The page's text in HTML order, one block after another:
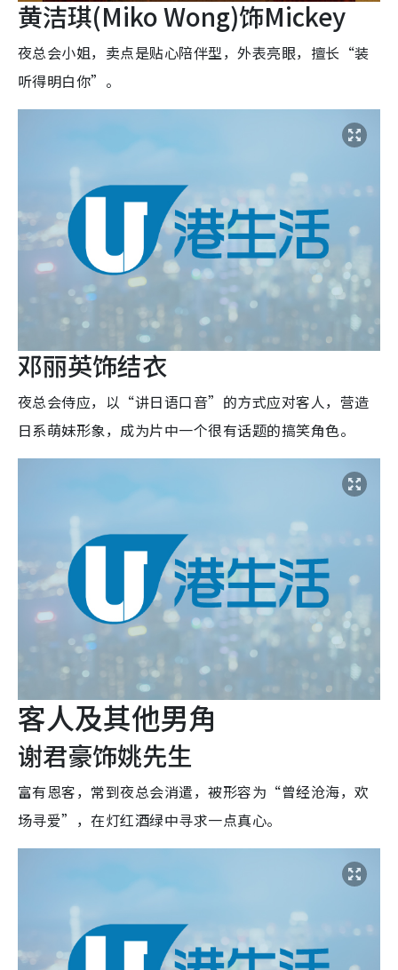
黄洁琪(Miko Wong)饰Mickey
夜总会小姐，卖点是贴心陪伴型，外表亮眼，擅长“装
听得明白你”。
邓丽英饰结衣
夜总会侍应，以“讲日语口音”的方式应对客人，营造
日系萌妹形象，成为片中一个很有话题的搞笑角色。
客人及其他男角
谢君豪饰姚先生
富有恩客，常到夜总会消遣，被形容为“曾经沧海，欢
场寻爱”，在灯红酒绿中寻求一点真心。